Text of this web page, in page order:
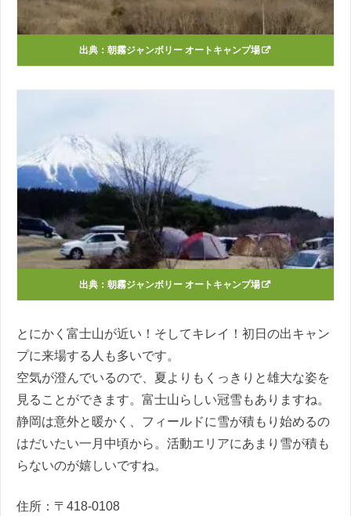
出典： 朝霧ジャンボリー オートキャンプ場
出典： 朝霧ジャンボリー オートキャンプ場
とにかく富士山が近い！そしてキレイ！初日の出キャン
プに来場する人も多いです。
空気が澄んでいるので、夏よりもくっきりと雄大な姿を
見ることができます。富士山らしい冠雪もありますね。
静岡は意外と暖かく、フィールドに雪が積もり始めるの
はだいたい一月中頃から。活動エリアにあまり雪が積も
らないのが嬉しいですね。
住所：〒418-0108